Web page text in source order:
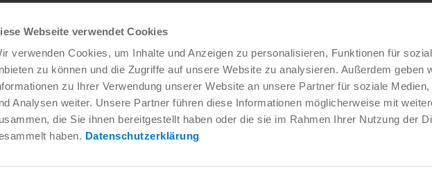
Webseite verwendet Cookies
verwenden Cookies, um Inhalte und Anzeigen zu personalisieren, Funktionen für
zu können und die Zugriffe auf unsere Website zu analysieren. Außerdem geben
zu Ihrer Verwendung unserer Website an unsere Partner für soziale Medien,
Analysen weiter. Unsere Partner führen diese Informationen möglicherweise mit
die Sie ihnen bereitgestellt haben oder die sie im Rahmen Ihrer Nutzung der
haben. Datenschutzerklärung
CLOSE
Services
Produktfinder
Ansprechpartner weltweit
Kontaktformular
Pre-Sales
Service
Datenbereitstellung / Downloads
Anfahrt
THE KNOW-HOW FACTORY
Messen & Events
News
Qualitäts- Energie- und
Awards